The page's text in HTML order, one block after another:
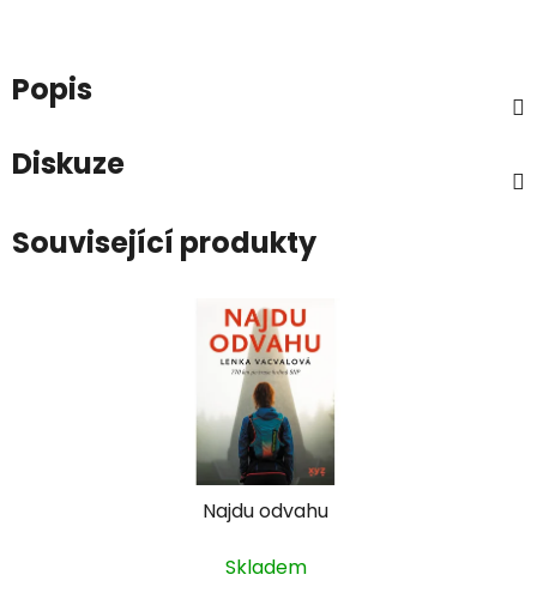
Popis
Diskuze
Související produkty
Najdu odvahu
Skladem